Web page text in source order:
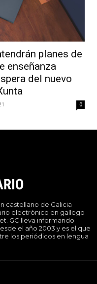
planes de
enseñanza
del nuevo
0
castellano de Galicia
electrónico en gallego
GC lleva informando
el año 2003 y es el que
los periódicos en lengua